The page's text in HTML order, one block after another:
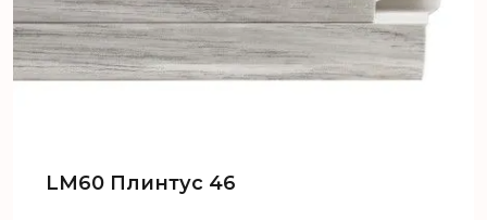
LM60 Плинтус 46